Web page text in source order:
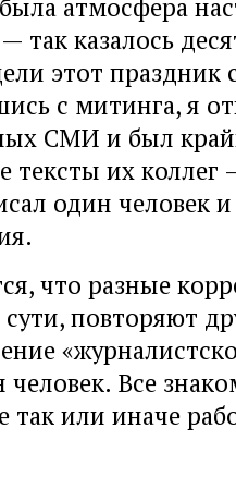
атмосфера
так казалось
этот праздник
с митинга, я
СМИ и был
тексты их коллег
один человек
что разные
повторяют
человек. Все
так или иначе